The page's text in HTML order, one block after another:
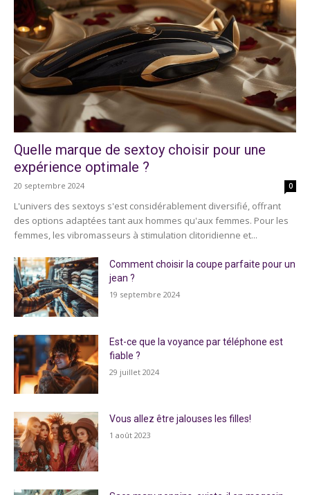
Quelle marque de sextoy choisir pour une
expérience optimale ?
20 septembre 2024 0
L'univers des sextoys s'est considérablement diversifié, offrant
des options adaptées tant aux hommes qu'aux femmes. Pour les
femmes, les vibromasseurs à stimulation clitoridienne et...
Comment choisir la coupe parfaite pour un
jean ?
19 septembre 2024
Est-ce que la voyance par téléphone est
fiable ?
29 juillet 2024
Vous allez être jalouses les filles!
1 août 2023